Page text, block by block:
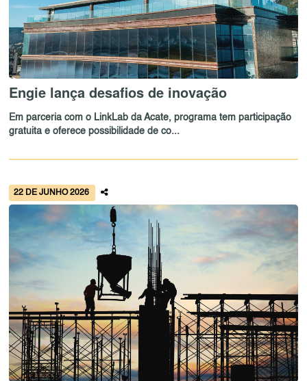
Engie lança desafios de inovação
Em parceria com o LinkLab da Acate, programa tem participação
gratuita e oferece possibilidade de co...
22 DE JUNHO 2026